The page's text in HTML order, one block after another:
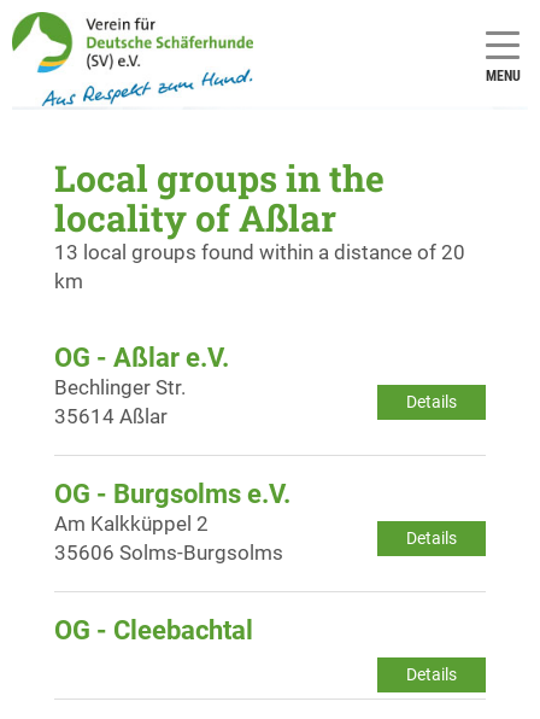
MENU
Local groups in the
locality of Aßlar
13 local groups found within a distance of 20
km
OG - Aßlar e.V.
Details
Bechlinger Str.
35614 Aßlar
OG - Burgsolms e.V.
Details
Am Kalkküppel 2
35606 Solms-Burgsolms
OG - Cleebachtal
Details